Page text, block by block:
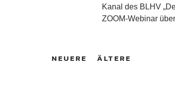
Kanal des BLHV
ZOOM-Webinar
NEUERE ÄLTERE